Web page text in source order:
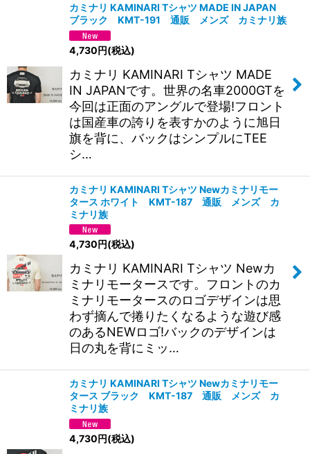
カミナリ KAMINARI Tシャツ MADE IN JAPAN
ブラック KMT-191 通販 メンズ カミナリ族
4,730円(税込)
カミナリ KAMINARI Tシャツ MADE
IN JAPANです。世界の名車2000GTを
今回は正面のアングルで登場!フロント
は国産車の誇りを表すかのように旭日
旗を背に、バックはシンプルにTEE
シ…
カミナリ KAMINARI Tシャツ Newカミナリモー
タース ホワイト KMT-187 通販 メンズ カ
ミナリ族
4,730円(税込)
カミナリ KAMINARI Tシャツ Newカ
ミナリモータースです。フロントのカ
ミナリモータースのロゴデザインは思
わず摘んで捲りたくなるような遊び感
のあるNEWロゴ!バックのデザインは
日の丸を背にミッ…
カミナリ KAMINARI Tシャツ Newカミナリモー
タース ブラック KMT-187 通販 メンズ カ
ミナリ族
4,730円(税込)